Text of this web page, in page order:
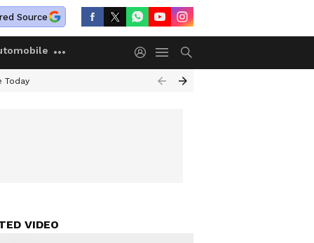
Source
Today
VIDEO